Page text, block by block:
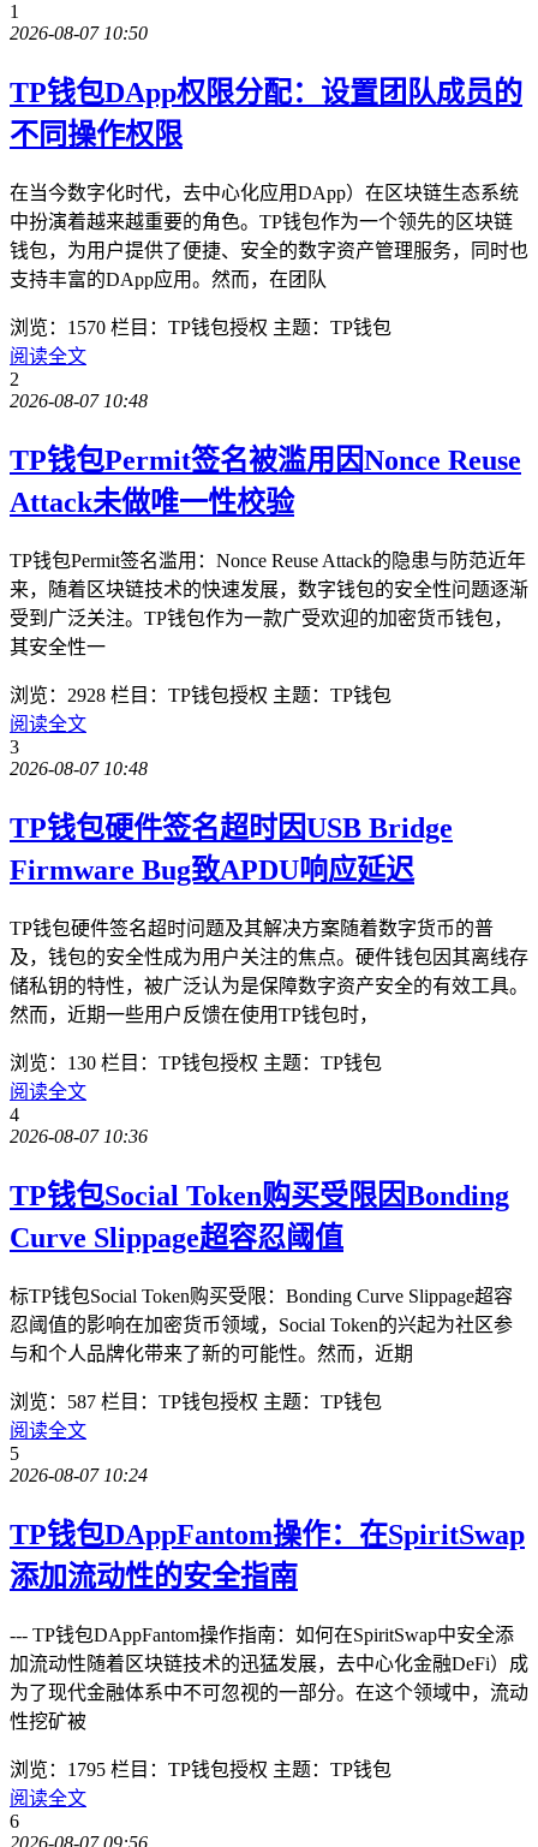
1
2026-08-07 10:50
TP钱包DApp权限分配：设置团队成员的
不同操作权限
在当今数字化时代，去中心化应用DApp）在区块链生态系统
中扮演着越来越重要的角色。TP钱包作为一个领先的区块链
钱包，为用户提供了便捷、安全的数字资产管理服务，同时也
支持丰富的DApp应用。然而，在团队
浏览：1570 栏目：TP钱包授权 主题：TP钱包
阅读全文
2
2026-08-07 10:48
TP钱包Permit签名被滥用因Nonce Reuse
Attack未做唯一性校验
TP钱包Permit签名滥用：Nonce Reuse Attack的隐患与防范近年
来，随着区块链技术的快速发展，数字钱包的安全性问题逐渐
受到广泛关注。TP钱包作为一款广受欢迎的加密货币钱包，
其安全性一
浏览：2928 栏目：TP钱包授权 主题：TP钱包
阅读全文
3
2026-08-07 10:48
TP钱包硬件签名超时因USB Bridge
Firmware Bug致APDU响应延迟
TP钱包硬件签名超时问题及其解决方案随着数字货币的普
及，钱包的安全性成为用户关注的焦点。硬件钱包因其离线存
储私钥的特性，被广泛认为是保障数字资产安全的有效工具。
然而，近期一些用户反馈在使用TP钱包时，
浏览：130 栏目：TP钱包授权 主题：TP钱包
阅读全文
4
2026-08-07 10:36
TP钱包Social Token购买受限因Bonding
Curve Slippage超容忍阈值
标TP钱包Social Token购买受限：Bonding Curve Slippage超容
忍阈值的影响在加密货币领域，Social Token的兴起为社区参
与和个人品牌化带来了新的可能性。然而，近期
浏览：587 栏目：TP钱包授权 主题：TP钱包
阅读全文
5
2026-08-07 10:24
TP钱包DAppFantom操作：在SpiritSwap
添加流动性的安全指南
--- TP钱包DAppFantom操作指南：如何在SpiritSwap中安全添
加流动性随着区块链技术的迅猛发展，去中心化金融DeFi）成
为了现代金融体系中不可忽视的一部分。在这个领域中，流动
性挖矿被
浏览：1795 栏目：TP钱包授权 主题：TP钱包
阅读全文
6
2026-08-07 09:56